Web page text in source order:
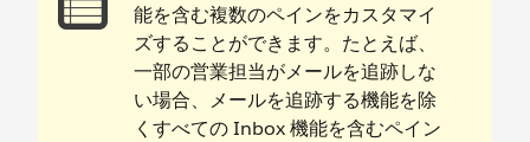
能を含む複数のペインをカスタマイ
ズすることができます。たとえば、
一部の営業担当がメールを追跡しな
い場合、メールを追跡する機能を除
くすべての Inbox 機能を含むペイン